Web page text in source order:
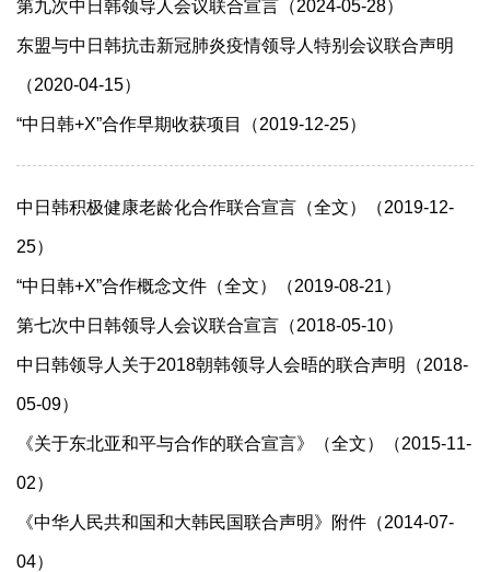
第九次中日韩领导人会议联合宣言（2024-05-28）
东盟与中日韩抗击新冠肺炎疫情领导人特别会议联合声明
（2020-04-15）
“中日韩+X”合作早期收获项目（2019-12-25）
中日韩积极健康老龄化合作联合宣言（全文）（2019-12-
25）
“中日韩+X”合作概念文件（全文）（2019-08-21）
第七次中日韩领导人会议联合宣言（2018-05-10）
中日韩领导人关于2018朝韩领导人会晤的联合声明（2018-
05-09）
《关于东北亚和平与合作的联合宣言》（全文）（2015-11-
02）
《中华人民共和国和大韩民国联合声明》附件（2014-07-
04）